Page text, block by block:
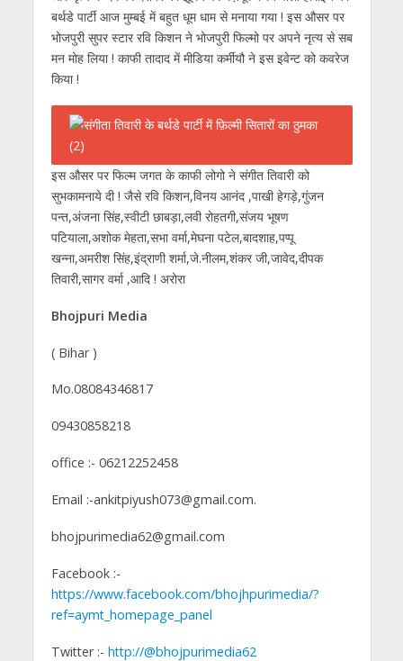
बर्थडे पार्टी आज मुम्बई में बहुत धूम धाम से मनाया गया ! इस औसर पर
भोजपुरी सुपर स्टार रवि किशन ने भोजपुरी फिल्मो पर अपने नृत्य से सब
मन मोह लिया ! काफी तादाद में मीडिया कर्मीयौ ने इस इवेन्ट को कवरेज
किया !
इस औसर पर फिल्म जगत के काफी लोगो ने संगीत तिवारी को
सुभकामनाये दी ! जैसे रवि किशन,विनय आनंद ,पाखी हेगड़े,गुंजन
पन्त,अंजना सिंह,स्वीटी छाबड़ा,लवी रोहतगी,संजय भूषण
पटियाला,अशोक मेहता,सभा वर्मा,मेघना पटेल,बादशाह,पप्पू
खन्ना,अमरीश सिंह,इंद्राणी शर्मा,जे.नीलम,शंकर जी,जावेद,दीपक
तिवारी,सागर वर्मा ,आदि ! अरोरा
Bhojpuri Media
( Bihar )
Mo.08084346817
09430858218
office :- 06212252458
Email :-ankitpiyush073@gmail.com.
bhojpurimedia62@gmail.com
Facebook :-
https://www.facebook.com/bhojhpurimedia/?
ref=aymt_homepage_panel
Twitter :- http://@bhojpurimedia62